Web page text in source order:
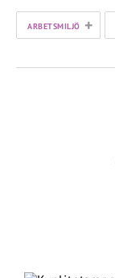
ARBETSMILJÖ +